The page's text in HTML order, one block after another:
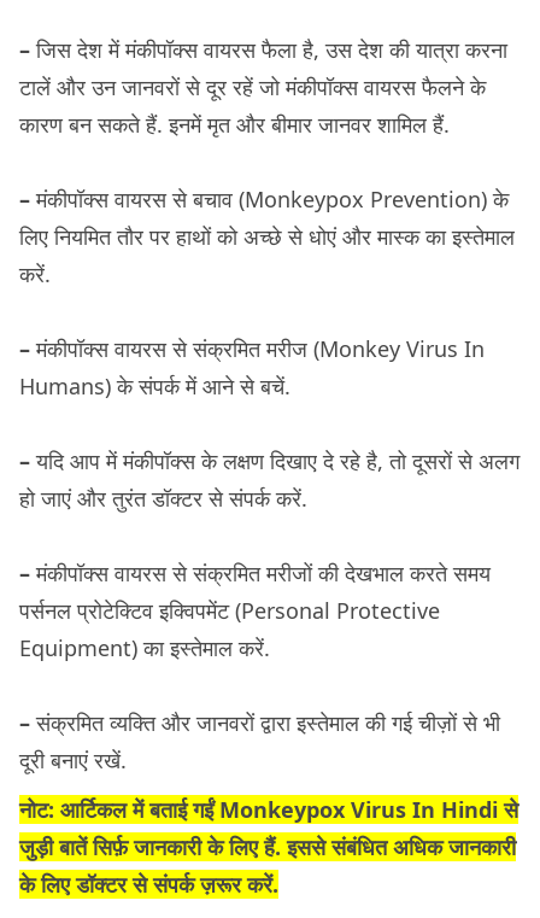
–जिस देश में मंकीपॉक्स वायरस फैला है, उस देश की यात्रा करना
टालें और उन जानवरों से दूर रहें जो मंकीपॉक्स वायरस फैलने के
कारण बन सकते हैं. इनमें मृत और बीमार जानवर शामिल हैं.
–मंकीपॉक्स वायरस से बचाव (Monkeypox Prevention) के
लिए नियमित तौर पर हाथों को अच्छे से धोएं और मास्क का इस्तेमाल
करें.
–मंकीपॉक्स वायरस से संक्रमित मरीज (Monkey Virus In
Humans) के संपर्क में आने से बचें.
–यदि आप में मंकीपॉक्स के लक्षण दिखाए दे रहे है, तो दूसरों से अलग
हो जाएं और तुरंत डॉक्टर से संपर्क करें.
–मंकीपॉक्स वायरस से संक्रमित मरीजों की देखभाल करते समय
पर्सनल प्रोटेक्टिव इक्विपमेंट (Personal Protective
Equipment) का इस्तेमाल करें.
–संक्रमित व्यक्ति और जानवरों द्वारा इस्तेमाल की गई चीज़ों से भी
दूरी बनाएं रखें.
नोट: आर्टिकल में बताई गईं Monkeypox Virus In Hindi से
जुड़ी बातें सिर्फ़ जानकारी के लिए हैं. इससे संबंधित अधिक जानकारी
के लिए डॉक्टर से संपर्क ज़रूर करें.